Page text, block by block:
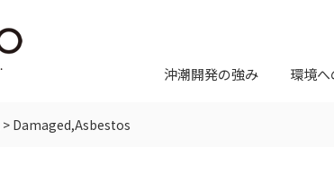
沖潮開発の強み
環境
> Damaged,Asbestos